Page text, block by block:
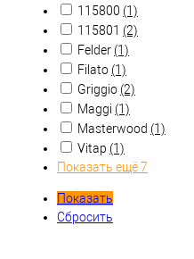
115800 (1)
115801 (2)
Felder (1)
Filato (1)
Griggio (2)
Maggi (1)
Masterwood (1)
Vitap (1)
Показать ещё 7
Показать
Сбросить